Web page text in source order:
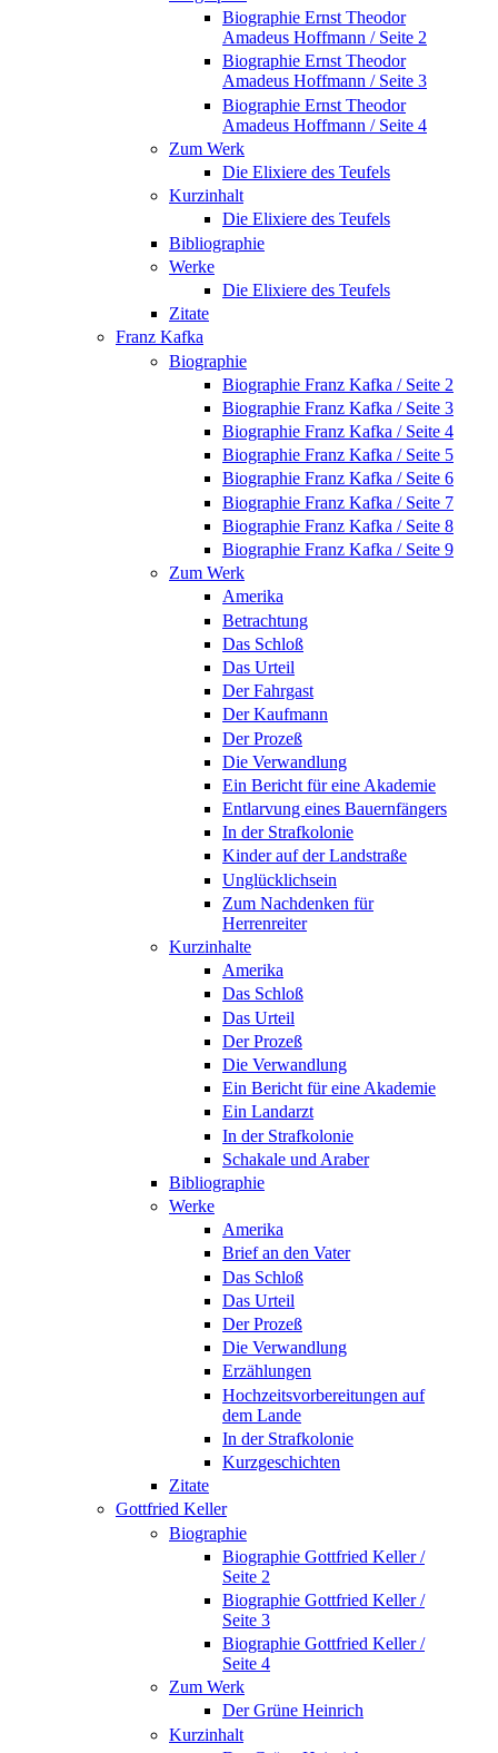
Biographie Ernst Theodor
Amadeus Hoffmann / Seite 2
Biographie Ernst Theodor
Amadeus Hoffmann / Seite 3
Biographie Ernst Theodor
Amadeus Hoffmann / Seite 4
Zum Werk
Die Elixiere des Teufels
Kurzinhalt
Die Elixiere des Teufels
Bibliographie
Werke
Die Elixiere des Teufels
Zitate
Franz Kafka
Biographie
Biographie Franz Kafka / Seite 2
Biographie Franz Kafka / Seite 3
Biographie Franz Kafka / Seite 4
Biographie Franz Kafka / Seite 5
Biographie Franz Kafka / Seite 6
Biographie Franz Kafka / Seite 7
Biographie Franz Kafka / Seite 8
Biographie Franz Kafka / Seite 9
Zum Werk
Amerika
Betrachtung
Das Schloß
Das Urteil
Der Fahrgast
Der Kaufmann
Der Prozeß
Die Verwandlung
Ein Bericht für eine Akademie
Entlarvung eines Bauernfängers
In der Strafkolonie
Kinder auf der Landstraße
Unglücklichsein
Zum Nachdenken für
Herrenreiter
Kurzinhalte
Amerika
Das Schloß
Das Urteil
Der Prozeß
Die Verwandlung
Ein Bericht für eine Akademie
Ein Landarzt
In der Strafkolonie
Schakale und Araber
Bibliographie
Werke
Amerika
Brief an den Vater
Das Schloß
Das Urteil
Der Prozeß
Die Verwandlung
Erzählungen
Hochzeitsvorbereitungen auf
dem Lande
In der Strafkolonie
Kurzgeschichten
Zitate
Gottfried Keller
Biographie
Biographie Gottfried Keller /
Seite 2
Biographie Gottfried Keller /
Seite 3
Biographie Gottfried Keller /
Seite 4
Zum Werk
Der Grüne Heinrich
Kurzinhalt